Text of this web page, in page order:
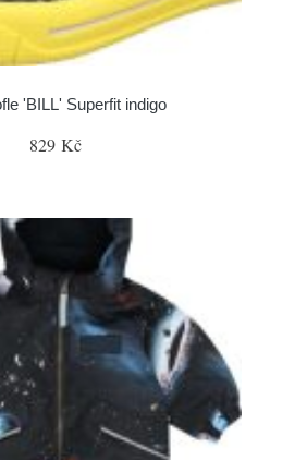
'BILL' Superfit indigo
829 Kč